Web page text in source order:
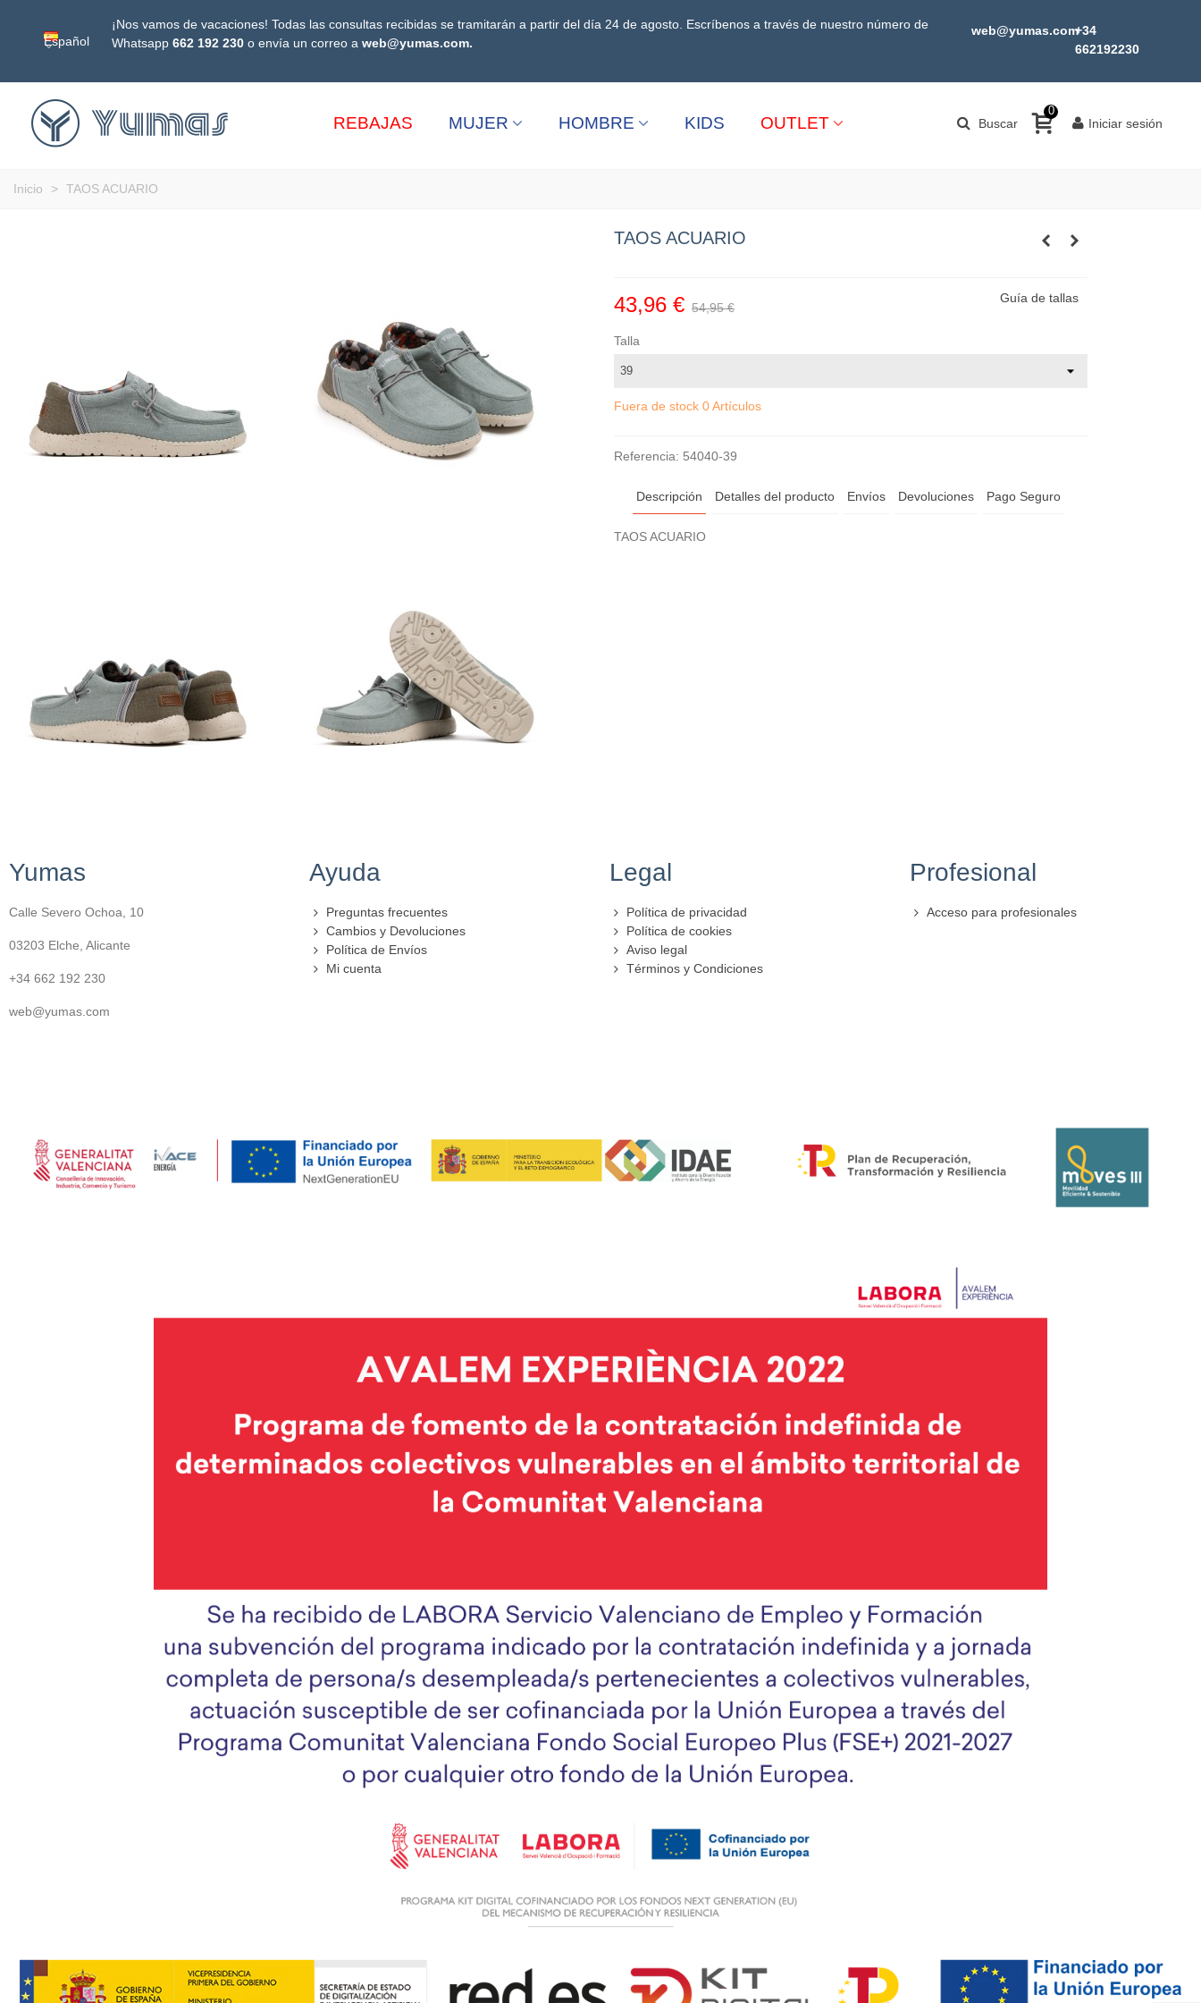
Español
¡Nos vamos de vacaciones! Todas las consultas recibidas se tramitarán a partir del día 24 de agosto. Escríbenos a través de nuestro número de
Whatsapp 662 192 230o envía un correo a web@yumas.com.
web@yumas.com+34
662192230
REBAJAS MUJER HOMBRE KIDS OUTLET Buscar
0
Iniciar sesión
Inicio > TAOS ACUARIO
TAOS ACUARIO
43,96 € 54,95 €
Guía de tallas
Talla
Fuera de stock 0 Artículos
Referencia: 54040-39
Descripción Detalles del producto Envíos Devoluciones Pago Seguro
TAOS ACUARIO
Yumas
Calle Severo Ochoa, 10
03203 Elche, Alicante
+34 662 192 230
web@yumas.com
Ayuda
Preguntas frecuentes
Cambios y Devoluciones
Política de Envíos
Mi cuenta
Legal
Política de privacidad
Política de cookies
Aviso legal
Términos y Condiciones
Profesional
Acceso para profesionales